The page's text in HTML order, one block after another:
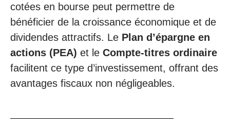
cotées en bourse peut permettre de
bénéficier de la croissance économique et de
dividendes attractifs. Le Plan d’épargne en
actions (PEA) et le Compte-titres ordinaire
facilitent ce type d’investissement, offrant des
avantages fiscaux non négligeables.